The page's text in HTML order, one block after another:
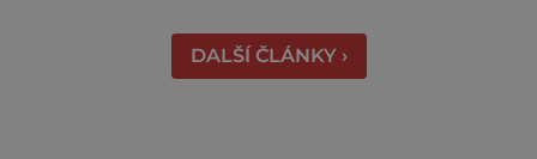
břehu říčky Rubikon pronáší Gaius Julius
Caesar svou slavnou vě
DALŠÍ ČLÁNKY ›